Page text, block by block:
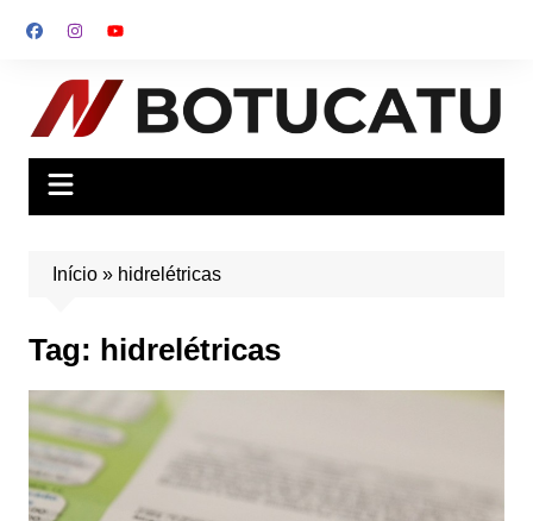
para
conteúdo
Início» hidrelétricas
Tag: hidrelétricas